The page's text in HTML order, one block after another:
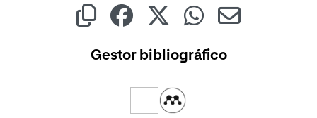
Gestor bibliográfico